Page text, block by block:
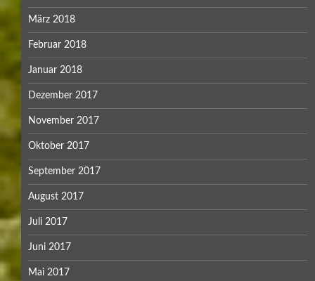
März 2018
Februar 2018
Januar 2018
Dezember 2017
November 2017
Oktober 2017
September 2017
August 2017
Juli 2017
Juni 2017
Mai 2017